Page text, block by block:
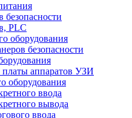
безопасности
PLC
оборудования
безопасности
аппаратов УЗИ
оборудования
ввода
вывода
ввода